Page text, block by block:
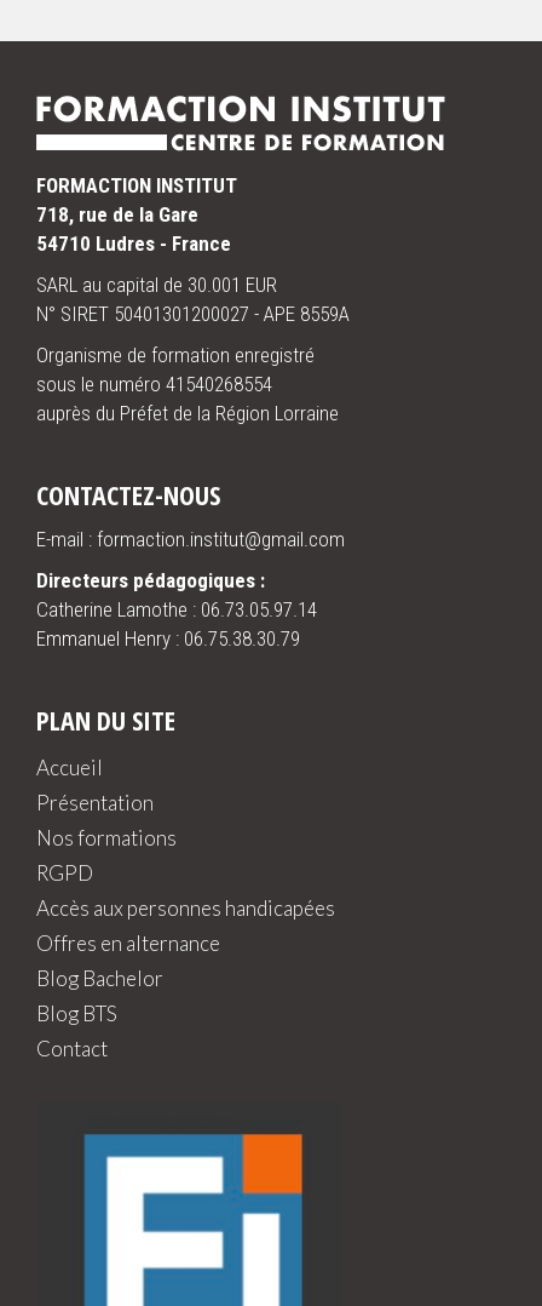
FORMACTION INSTITUT
718, rue de la Gare
54710 Ludres - France
SARL au capital de 30.001 EUR
N° SIRET 50401301200027 - APE 8559A
Organisme de formation enregistré
sous le numéro 41540268554
auprès du Préfet de la Région Lorraine
CONTACTEZ-NOUS
E-mail : formaction.institut@gmail.com
Directeurs pédagogiques :
Catherine Lamothe : 06.73.05.97.14
Emmanuel Henry : 06.75.38.30.79
PLAN DU SITE
Accueil
Présentation
Nos formations
RGPD
Accès aux personnes handicapées
Offres en alternance
Blog Bachelor
Blog BTS
Contact